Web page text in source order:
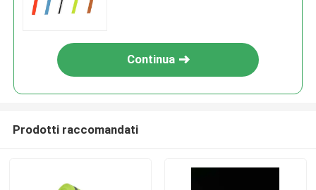
Continua
Prodotti raccomandati